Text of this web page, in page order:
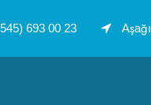
693 00 23